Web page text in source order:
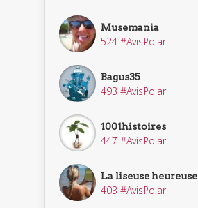
Musemania
524 #AvisPolar
Bagus35
493 #AvisPolar
1001histoires
447 #AvisPolar
La liseuse heureuse
403 #AvisPolar